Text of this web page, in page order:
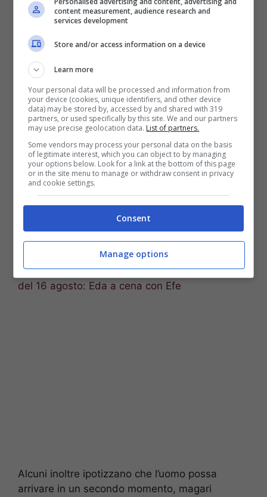
Screenshot)
Il primo motivo sulla possibile assenza
Recalcati
potrebbe riguardare la fine della
storia d’amore tra i due. A quel puntoTina
potrebbe scegliere una nuova relazione
sentimentale., oppure concentrarsi anima e
corpo alla ricerca di un lavoro. L’altra ipotesi
sarebbe legata ad un impegno di lavoro
tratterrebbe aLondra.
Leggi anche-> Love is in the air, le anticipazioni
del 16 agosto: Eda a cena con Efe
Alcuni inoltre ipotizzano che l’uomo possa
arrivare in un secondo momento, magari
content measurement, audience research and
services development
Store and/or access information on a device
Learn more
Your personal data will be processed and information from
your device (cookies, unique identifiers, and other device
data) may be stored by, accessed by and shared with 319
partners, or used specifically by this site. We and our partners
may use precise geolocation data. List of partners.
Some vendors may process your personal data on the basis
of legitimate interest, which you can object to by managing
your options below. Look for a link at the bottom of this page
or in the site menu to manage or withdraw consent in privacy
and cookie settings.
Consent
Manage options